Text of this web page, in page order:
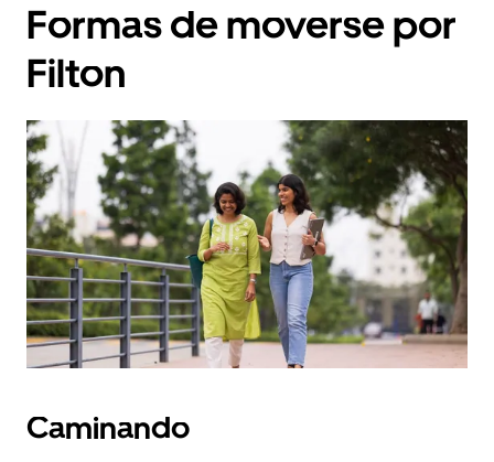
Formas de moverse por
Filton
Caminando